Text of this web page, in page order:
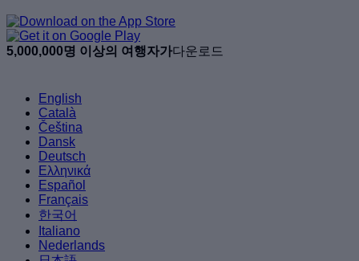
5,000,000명 이상의 여행자가다운로드
English
Català
Čeština
Dansk
Deutsch
Ελληνικά
Español
Français
한국어
Italiano
Nederlands